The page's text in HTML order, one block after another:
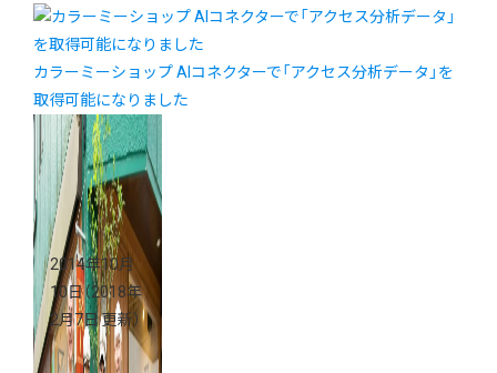
カラーミーショップ AIコネクターで「アクセス分析データ」を
取得可能になりました
2014年10月
10日（2018年
2月7日 更新）